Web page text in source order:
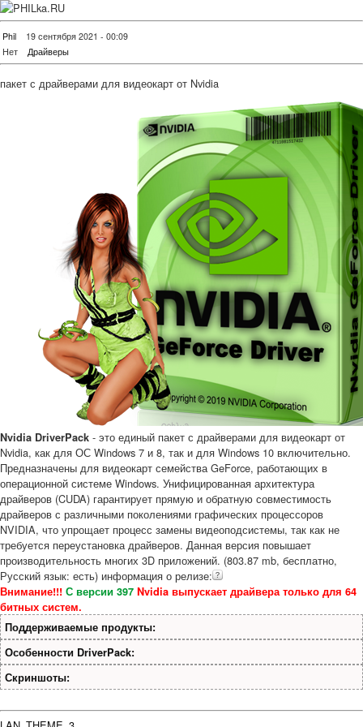
Phil
19 сентября 2021 - 00:09
Нет
Драйверы
пакет с драйверами для видеокарт от Nvidia
Nvidia DriverPack - это единый пакет с драйверами для видеокарт от
Nvidia, как для ОС Windows 7 и 8, так и для Windows 10 включительно.
Предназначены для видеокарт семейства GeForce, работающих в
операционной системе Windows. Унифицированная архитектура
драйверов (CUDA) гарантирует прямую и обратную совместимость
драйверов с различными поколениями графических процессоров
NVIDIA, что упрощает процесс замены видеоподсистемы, так как не
требуется переустановка драйверов. Данная версия повышает
производительность многих 3D приложений. (803.87 mb, бесплатно,
Русский язык: есть) информация о релизе:
Внимание!!! С версии 397 Nvidia выпускает драйвера только для 64
битных систем.
Поддерживаемые продукты:
Особенности DriverPack:
Скриншоты: